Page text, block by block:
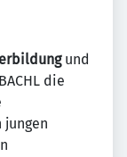
und
die